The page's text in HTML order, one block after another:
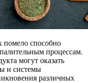
помело способно
процессам.
могут оказать
и системы
различных